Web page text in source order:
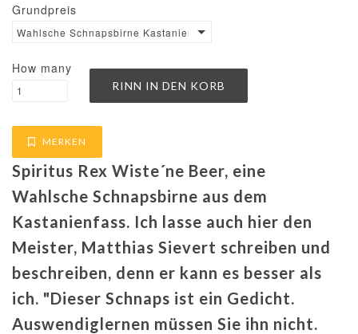
Grundpreis
Wahlsche Schnapsbirne Kastanienfass €357.14 / Liter
How many
MERKEN
Spiritus Rex Wiste´ne Beer, eine
Wahlsche Schnapsbirne aus dem
Kastanienfass. Ich lasse auch hier den
Meister, Matthias Sievert schreiben und
beschreiben, denn er kann es besser als
ich. "Dieser Schnaps ist ein Gedicht.
Auswendiglernen müssen Sie ihn nicht.